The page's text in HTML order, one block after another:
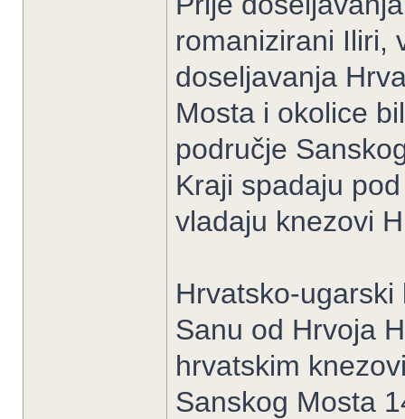
romanizirani Iliri,
doseljavanja
Mosta i okolice
područje
Kraji spadaju
vladaju knezovi
Hrvatsko-
Sanu od Hrvoja
hrvatskim
Sanskog Mosta